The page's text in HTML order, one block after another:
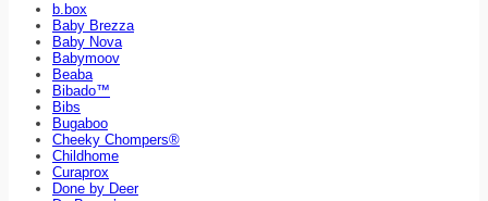
b.box
Baby Brezza
Baby Nova
Babymoov
Beaba
Bibado™
Bibs
Bugaboo
Cheeky Chompers®
Childhome
Curaprox
Done by Deer